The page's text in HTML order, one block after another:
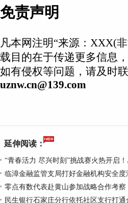
免责声明
凡本网注明“来源：XXX(
载目的在于传递更多信息
如有侵权等问题，请及时
uznw.cn@139.com
延伸阅读：
“青春活力 尽兴时刻”挑战赛火热开启
临漳金融监管支局打好金融机构安全度
零点有数代表赴黄山参加战略合作考察
民生银行石家庄分行依托社区支行打通